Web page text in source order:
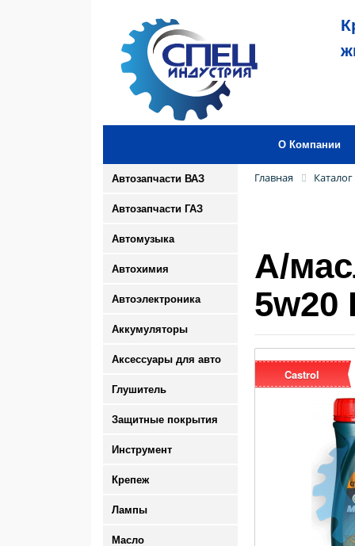
О Компании
Автозапчасти ВАЗ
Автозапчасти ГАЗ
Автомузыка
Автохимия
Автоэлектроника
Аккумуляторы
Аксессуары для авто
Глушитель
Защитные покрытия
Инструмент
Крепеж
Лампы
Масло
Главная Каталог
А/
5w20
Castrol